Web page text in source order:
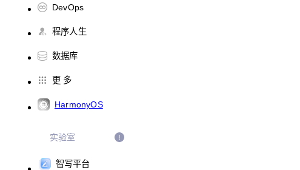
DevOps
程序人生
数据库
更 多
HarmonyOS
实验室
智写平台